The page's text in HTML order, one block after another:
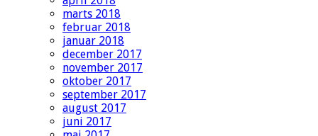
marts 2018
februar 2018
januar 2018
december 2017
november 2017
oktober 2017
september 2017
august 2017
juni 2017